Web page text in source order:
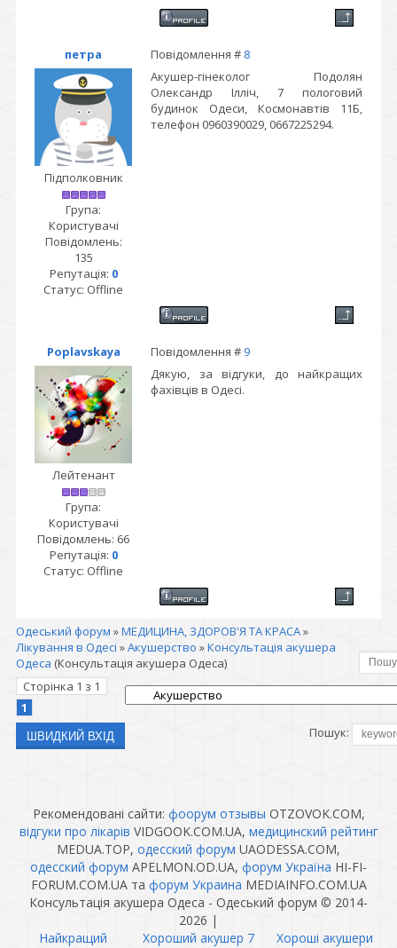
петра Повідомлення # 8
Підполковник
Група:
Користувачі
Повідомлень:
135
Репутація: 0
Статус: Offline
Акушер-гінеколог Подолян
Олександр Ілліч, 7 пологовий
будинок Одеси, Космонавтів 11Б,
телефон 0960390029, 0667225294.
Poplavskaya Повідомлення # 9
Лейтенант
Група:
Користувачі
Повідомлень: 66
Репутація: 0
Статус: Offline
Дякую, за відгуки, до найкращих
фахівців в Одесі.
Одеський форум »МЕДИЦИНА, ЗДОРОВ'Я ТА КРАСА»
Лікування в Одесі »Акушерство »Консультація акушера
Одеса (Консультація акушера Одеса)
Сторінка 1 з 1
1
Пошук:
Рекомендовані сайти: фоорум отзывы OTZOVOK.COM,
відгуки про лікарів VIDGOOK.COM.UA, медицинский рейтинг
MEDUA.TOP, одесский форум UAODESSA.COM,
одесский форум APELMON.OD.UA, форум Україна HI-FI-
FORUM.COM.UA та форум Украина MEDIAINFO.COM.UA
Консультація акушера Одеса - Одеський форум © 2014-
2026 |
Найкращий
Хороший акушер 7
Хороші акушери